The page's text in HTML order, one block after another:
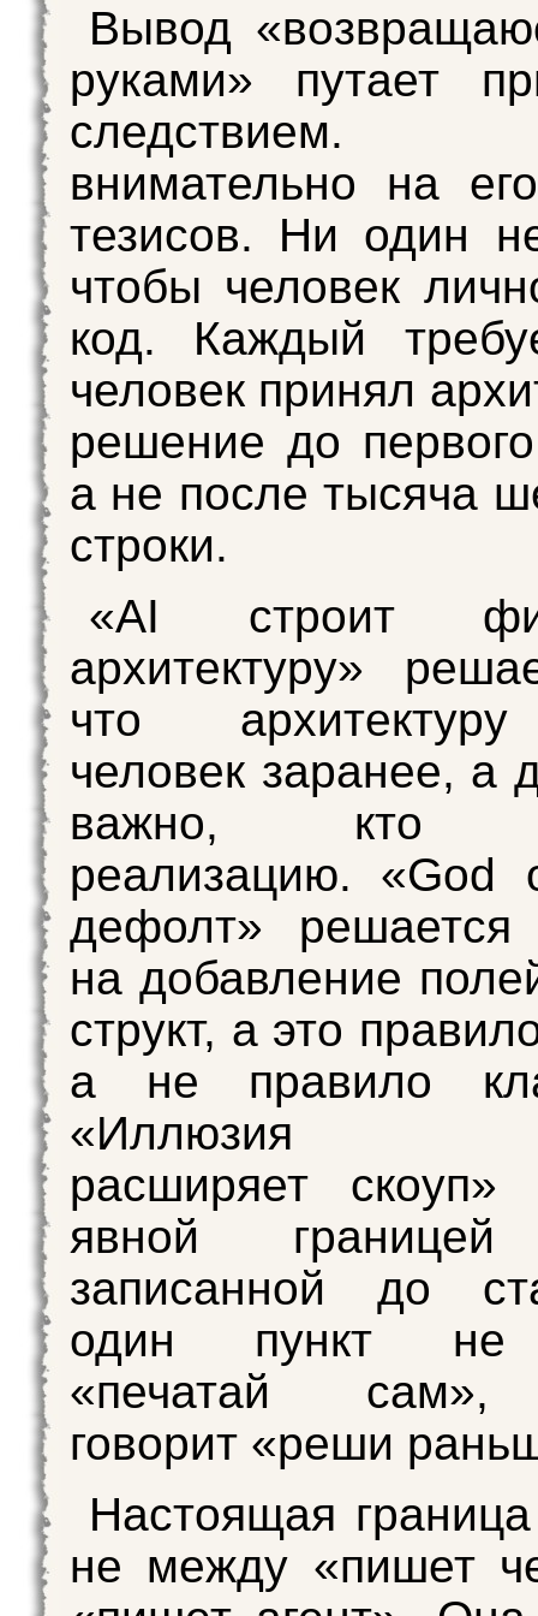
Вывод
руками» путает
следствием.
внимательно на
тезисов. Ни один
чтобы человек
код. Каждый
человек принял
решение до
а не после тысяча
строки.
«AI строит
архитектуру»
что
человек заранее, а
важно, кто
реализацию. «God
дефолт» решается
на добавление
структ, а это
а не правило
«Иллюзия
расширяет скоуп»
явной границей
записанной до
один пункт не
«печатай
говорит «реши
Настоящая
не между «пишет